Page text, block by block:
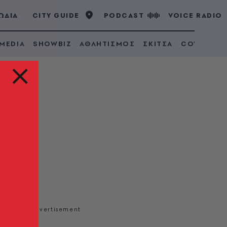
CITY GUIDE PODCAST VOICE RADIO
SHOWBIZ ΑΘΛΗΤΙΣΜΟΣ ΣΚΙΤΣΑ COVID 19